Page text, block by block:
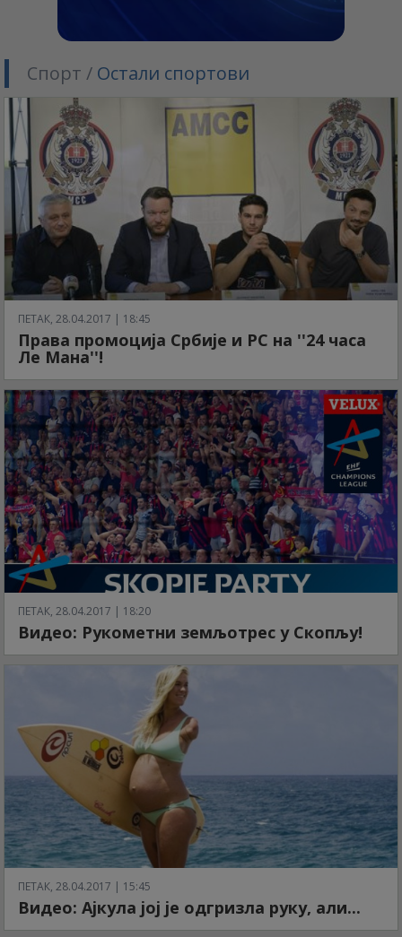
Спорт / Остали спортови
ПЕТАК, 28.04.2017 | 18:45
Права промоција Србије и РС на ''24 часа
Ле Мана''!
ПЕТАК, 28.04.2017 | 18:20
Видео: Рукометни земљотрес у Скопљу!
ПЕТАК, 28.04.2017 | 15:45
Видео: Ајкула јој је одгризла руку, али...